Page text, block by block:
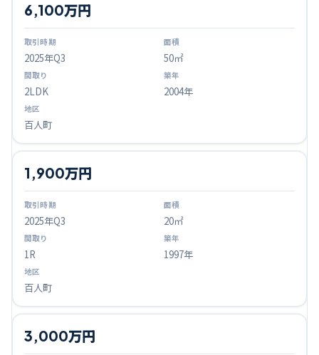
2025年Q3
6,100万円
50㎡
2LDK 2004年
百人町
2025年Q3
1,900万円
20㎡
1R 1997年
百人町
3,000万円